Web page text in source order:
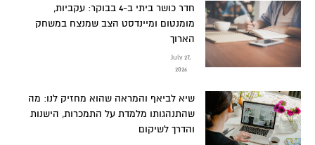
חדר כושר ביתי ב-4 בבוקר: עקביות,
מומנטום ומיינדסט הצב שמנצח במשחק
הארוך
July 27,
2026
שיא לביאף והמראה שהוא מחזיק לנו: מה
שהתנהגותו מלמדת על התמכרות, הישנות
והדרך לשיקום